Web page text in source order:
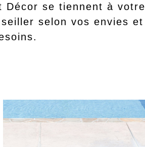
Décor se tiennent à votre
selon vos envies et